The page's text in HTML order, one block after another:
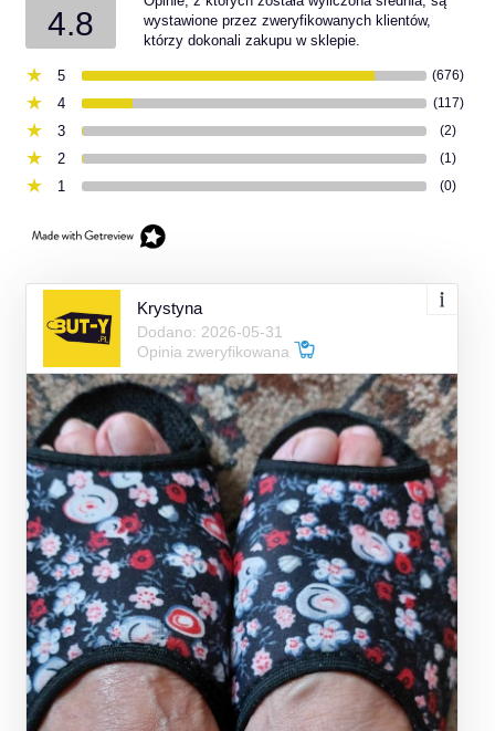
4.8
wystawione przez zweryfikowanych klientów,
którzy dokonali zakupu w sklepie.
5 (676)
4 (117)
3 (2)
2 (1)
1 (0)
Krystyna
Dodano: 2026-05-31
Opinia zweryfikowana